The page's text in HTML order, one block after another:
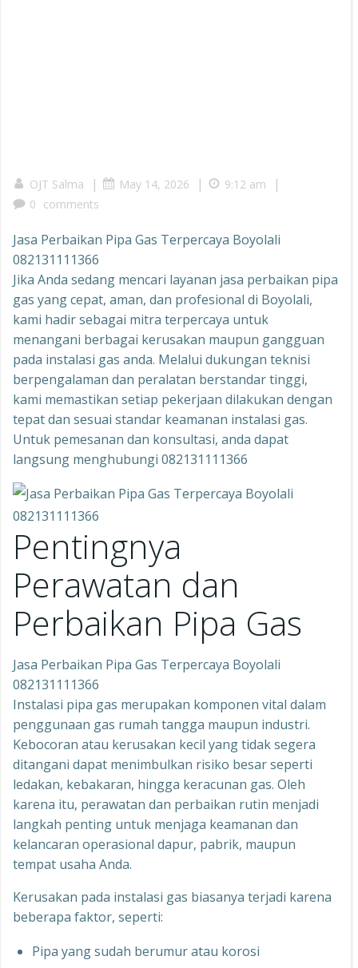
OJT Salma | May 14, 2026 | 9:12 am |
0 comments
Jasa Perbaikan Pipa Gas Terpercaya Boyolali
082131111366
Jika Anda sedang mencari layanan jasa perbaikan pipa
gas yang cepat, aman, dan profesional di Boyolali,
kami hadir sebagai mitra terpercaya untuk
menangani berbagai kerusakan maupun gangguan
pada instalasi gas anda. Melalui dukungan teknisi
berpengalaman dan peralatan berstandar tinggi,
kami memastikan setiap pekerjaan dilakukan dengan
tepat dan sesuai standar keamanan instalasi gas.
Untuk pemesanan dan konsultasi, anda dapat
langsung menghubungi 082131111366
Pentingnya
Perawatan dan
Perbaikan Pipa Gas
Jasa Perbaikan Pipa Gas Terpercaya Boyolali
082131111366
Instalasi pipa gas merupakan komponen vital dalam
penggunaan gas rumah tangga maupun industri.
Kebocoran atau kerusakan kecil yang tidak segera
ditangani dapat menimbulkan risiko besar seperti
ledakan, kebakaran, hingga keracunan gas. Oleh
karena itu, perawatan dan perbaikan rutin menjadi
langkah penting untuk menjaga keamanan dan
kelancaran operasional dapur, pabrik, maupun
tempat usaha Anda.
Kerusakan pada instalasi gas biasanya terjadi karena
beberapa faktor, seperti:
Pipa yang sudah berumur atau korosi